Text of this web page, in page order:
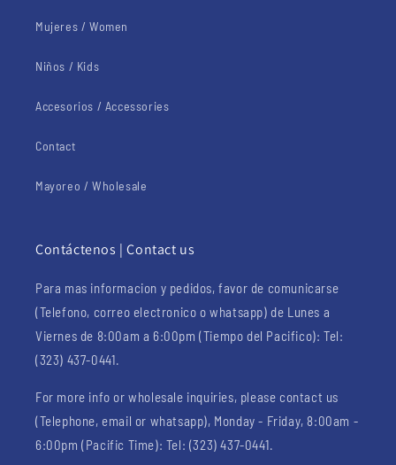
Mujeres / Women
Niños / Kids
Accesorios / Accessories
Contact
Mayoreo / Wholesale
Contáctenos | Contact us
Para mas informacion y pedidos, favor de comunicarse
(Telefono, correo electronico o whatsapp) de Lunes a
Viernes de 8:00am a 6:00pm (Tiempo del Pacifico): Tel:
(323) 437-0441.
For more info or wholesale inquiries, please contact us
(Telephone, email or whatsapp), Monday - Friday, 8:00am -
6:00pm (Pacific Time): Tel: (323) 437-0441.